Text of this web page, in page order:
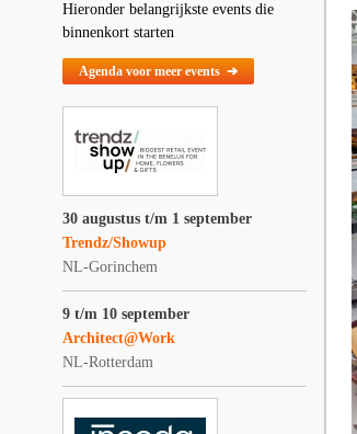
Hieronder belangrijkste events die
binnenkort starten
Agenda voor meer events ➔
30 augustus t/m 1 september
Trendz/Showup
NL-Gorinchem
9 t/m 10 september
Architect@Work
NL-Rotterdam